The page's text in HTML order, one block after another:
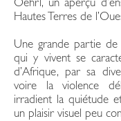
Oehrl, un aperçu
Hautes Terres de
Une grande partie
qui y vivent se
d’Afrique, par sa
voire la violence
irradient la quiétude
un plaisir visuel peu